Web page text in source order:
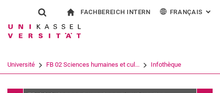
Jump directly to: content
Jump directly to: search
Jump directly to: main
Show search form
Search term
Search (opens an external link in a
FACHBEREICH INTERN FRANÇAIS :
Italiano
Université FB 02 Sciences humaines et cul... Infothèque